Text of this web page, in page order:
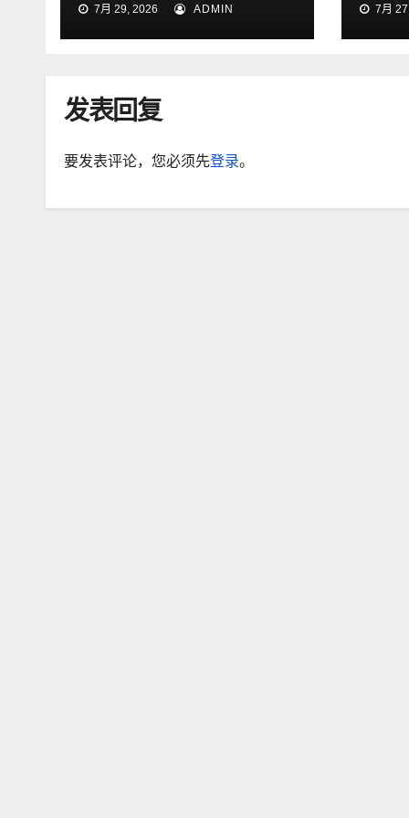
7月 29, 2026 ADMIN 7月
发表回复
要发表评论，您必须先登录。